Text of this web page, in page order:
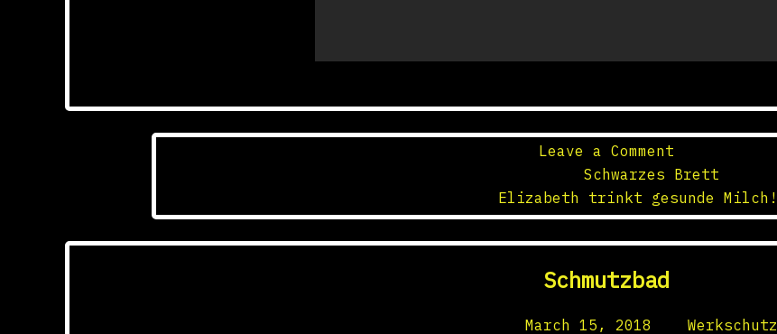
Leave a Comment
Gesunde
Milch!
Schwarzes Brett
Elizabeth trinkt gesunde Milch!
Schmutzbad
March 15, 2018 Werkschutz